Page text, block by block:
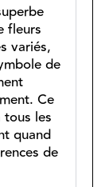
fleurs
variés,
de
Ce
tous les
quand
de